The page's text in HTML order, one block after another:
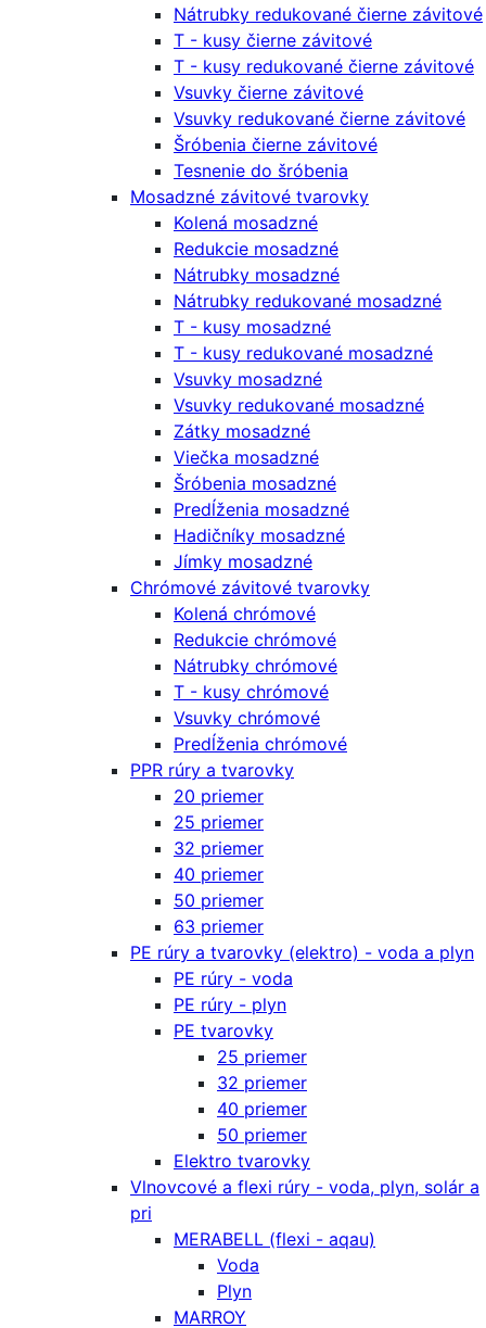
Nátrubky redukované čierne závitové
T - kusy čierne závitové
T - kusy redukované čierne závitové
Vsuvky čierne závitové
Vsuvky redukované čierne závitové
Šróbenia čierne závitové
Tesnenie do šróbenia
Mosadzné závitové tvarovky
Kolená mosadzné
Redukcie mosadzné
Nátrubky mosadzné
Nátrubky redukované mosadzné
T - kusy mosadzné
T - kusy redukované mosadzné
Vsuvky mosadzné
Vsuvky redukované mosadzné
Zátky mosadzné
Viečka mosadzné
Šróbenia mosadzné
Predĺženia mosadzné
Hadičníky mosadzné
Jímky mosadzné
Chrómové závitové tvarovky
Kolená chrómové
Redukcie chrómové
Nátrubky chrómové
T - kusy chrómové
Vsuvky chrómové
Predĺženia chrómové
PPR rúry a tvarovky
20 priemer
25 priemer
32 priemer
40 priemer
50 priemer
63 priemer
PE rúry a tvarovky (elektro) - voda a plyn
PE rúry - voda
PE rúry - plyn
PE tvarovky
25 priemer
32 priemer
40 priemer
50 priemer
Elektro tvarovky
Vlnovcové a flexi rúry - voda, plyn, solár a
pri
MERABELL (flexi - aqau)
Voda
Plyn
MARROY